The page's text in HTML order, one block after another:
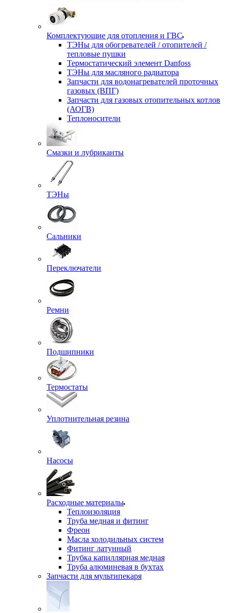
Комплектующие для отопления и ГВС
ТЭНы для обогревателей / отопителей /
тепловые пушки
Термостатический элемент Danfoss
ТЭНы для масляного радиатора
Запчасти для водонагревателей проточных
газовых (ВПГ)
Запчасти для газовых отопительных котлов
(АОГВ)
Теплоносители
Смазки и лубриканты
ТЭНы
Сальники
Переключатели
Ремни
Подшипники
Термостаты
Уплотнительная резина
Насосы
Расходные материалы
Теплоизоляция
Труба медная и фитинг
Фреон
Масла холодильных систем
Фитинг латунный
Трубка капиллярная медная
Труба алюминевая в бухтах
Запчасти для мультипекаря